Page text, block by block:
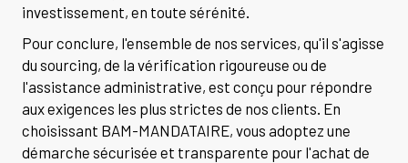
investissement, en toute sérénité.
Pour conclure, l'ensemble de nos services, qu'il s'agisse
du sourcing, de la vérification rigoureuse ou de
l'assistance administrative, est conçu pour répondre
aux exigences les plus strictes de nos clients. En
choisissant BAM-MANDATAIRE, vous adoptez une
démarche sécurisée et transparente pour l'achat de